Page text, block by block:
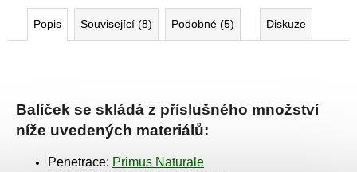
Popis Související (8) Podobné (5) Diskuze
Balíček se skládá z příslušného množství
níže uvedených materiálů:
Penetrace: Primus Naturale